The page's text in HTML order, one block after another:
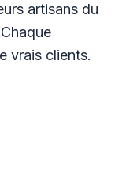
artisans du
vrais clients.